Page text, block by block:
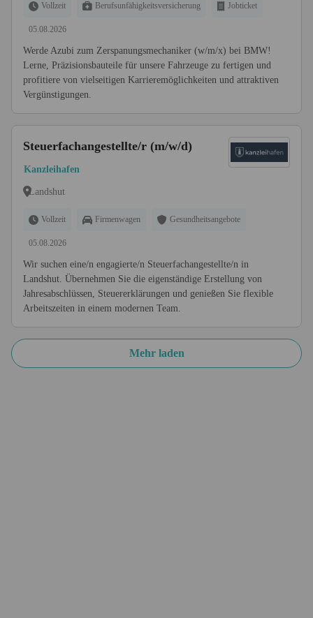
Vollzeit Berufsunfähigkeitsversicherung Jobticket
05.08.2026
Werde Azubi zum Zerspanungsmechaniker (w/m/x) bei BMW!
Lerne, Präzisionsbauteile für unsere Fahrzeuge zu fertigen und
profitiere von vielseitigen Karrieremöglichkeiten und attraktiven
Vergünstigungen.
Steuerfachangestellte/r (m/w/d)
Kanzleihafen
Landshut
Vollzeit Firmenwagen Gesundheitsangebote
05.08.2026
Wir suchen eine/n engagierte/n Steuerfachangestellte/n in
Landshut. Übernehmen Sie die eigenständige Erstellung von
Jahresabschlüssen, Steuererklärungen und genießen Sie flexible
Arbeitszeiten in einem modernen Team.
Mehr laden